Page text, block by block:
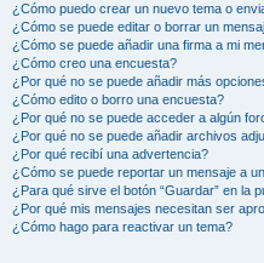
¿Cómo puedo crear un nuevo tema o
¿Cómo se puede editar o borrar un
¿Cómo se puede añadir una firma a mi
¿Cómo creo una encuesta?
¿Por qué no se puede añadir más
¿Cómo edito o borro una encuesta?
¿Por qué no se puede acceder a algún
¿Por qué no se puede añadir archivos
¿Por qué recibí una advertencia?
¿Cómo se puede reportar un mensaje a
¿Para qué sirve el botón “Guardar” en la
¿Por qué mis mensajes necesitan ser
¿Cómo hago para reactivar un tema?